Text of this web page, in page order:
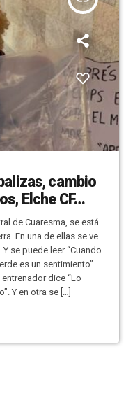
cambio
Elche CF…
de Cuaresma, se está
En una de ellas se ve
se puede leer “Cuando
es un sentimiento”.
dice “Lo
Y en otra se […]